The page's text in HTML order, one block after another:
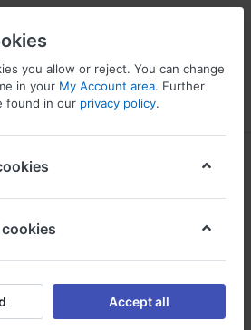
Compare Wishlist
sans
avec ou
you allow or reject. You can change
in your My Account area. Further
found in our privacy policy.
Accept all